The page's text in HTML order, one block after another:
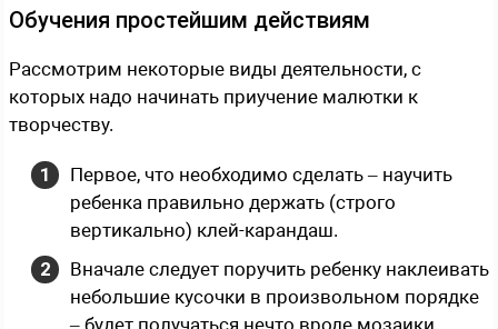
Обучения простейшим действиям
Рассмотрим некоторые виды деятельности, с
которых надо начинать приучение малютки к
творчеству.
Первое, что необходимо сделать – научить
ребенка правильно держать (строго
вертикально) клей-карандаш.
Вначале следует поручить ребенку наклеивать
небольшие кусочки в произвольном порядке
– будет получаться нечто вроде мозаики.